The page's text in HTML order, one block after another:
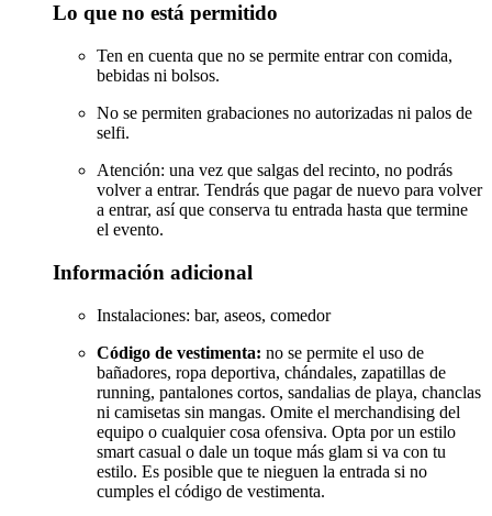
Lo que no está permitido
Ten en cuenta que no se permite entrar con comida,
bebidas ni bolsos.
No se permiten grabaciones no autorizadas ni palos de
selfi.
Atención: una vez que salgas del recinto, no podrás
volver a entrar. Tendrás que pagar de nuevo para volver
a entrar, así que conserva tu entrada hasta que termine
el evento.
Información adicional
Instalaciones: bar, aseos, comedor
Código de vestimenta: no se permite el uso de
bañadores, ropa deportiva, chándales, zapatillas de
running, pantalones cortos, sandalias de playa, chanclas
ni camisetas sin mangas. Omite el merchandising del
equipo o cualquier cosa ofensiva. Opta por un estilo
smart casual o dale un toque más glam si va con tu
estilo. Es posible que te nieguen la entrada si no
cumples el código de vestimenta.